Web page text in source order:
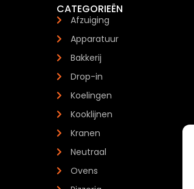
CATEGORIEËN
Afzuiging
Apparatuur
Bakkerij
Drop-in
Koelingen
Kooklijnen
Kranen
Neutraal
Ovens